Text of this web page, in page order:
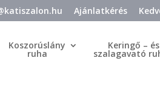
Ajánlatkérés
Koszorúslány
ruha
Keringő – és
szalagavató